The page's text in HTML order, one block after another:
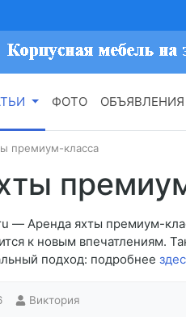
ФОТО ОБЪЯВЛЕНИЯ
премиум-класса
— Аренда яхты премиум-
к новым впечатлениям.
подход: подробнее
Виктория